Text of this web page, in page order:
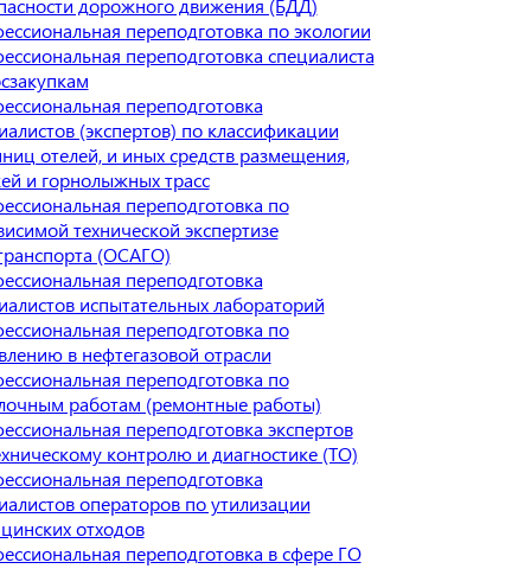
дорожного движения (БДД)
переподготовка по экологии
переподготовка специалиста
переподготовка
(экспертов) по классификации
отелей, и иных средств размещения,
и горнолыжных трасс
переподготовка по
технической экспертизе
(ОСАГО)
переподготовка
испытательных лабораторий
переподготовка по
в нефтегазовой отрасли
переподготовка по
работам (ремонтные работы)
переподготовка экспертов
контролю и диагностике (ТО)
переподготовка
операторов по утилизации
отходов
переподготовка в сфере ГО